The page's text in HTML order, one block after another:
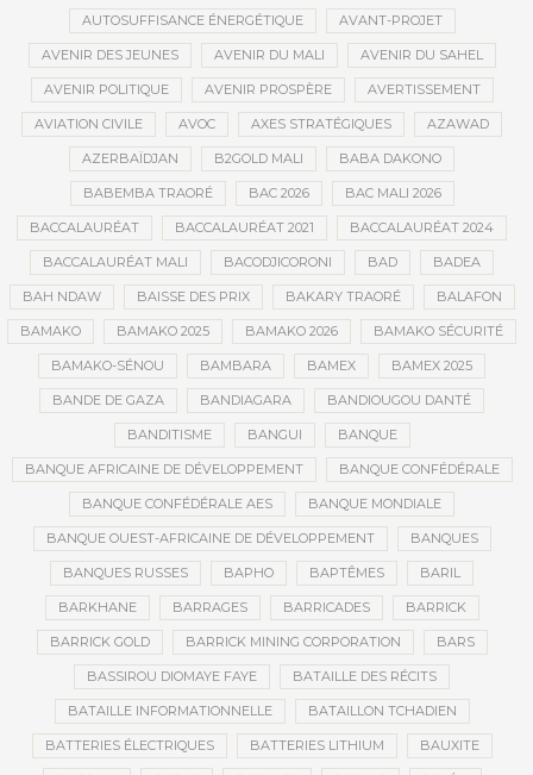
AUTOSUFFISANCE ÉNERGÉTIQUE AVANT-PROJET
AVENIR DES JEUNES AVENIR DU MALI AVENIR DU SAHEL
AVENIR POLITIQUE AVENIR PROSPÈRE AVERTISSEMENT
AVIATION CIVILE AVOC AXES STRATÉGIQUES AZAWAD
AZERBAÏDJAN B2GOLD MALI BABA DAKONO
BABEMBA TRAORÉ BAC 2026 BAC MALI 2026
BACCALAURÉAT BACCALAURÉAT 2021 BACCALAURÉAT 2024
BACCALAURÉAT MALI BACODJICORONI BAD BADEA
BAH NDAW BAISSE DES PRIX BAKARY TRAORÉ BALAFON
BAMAKO BAMAKO 2025 BAMAKO 2026 BAMAKO SÉCURITÉ
BAMAKO-SÉNOU BAMBARA BAMEX BAMEX 2025
BANDE DE GAZA BANDIAGARA BANDIOUGOU DANTÉ
BANDITISME BANGUI BANQUE
BANQUE AFRICAINE DE DÉVELOPPEMENT BANQUE CONFÉDÉRALE
BANQUE CONFÉDÉRALE AES BANQUE MONDIALE
BANQUE OUEST-AFRICAINE DE DÉVELOPPEMENT BANQUES
BANQUES RUSSES BAPHO BAPTÊMES BARIL
BARKHANE BARRAGES BARRICADES BARRICK
BARRICK GOLD BARRICK MINING CORPORATION BARS
BASSIROU DIOMAYE FAYE BATAILLE DES RÉCITS
BATAILLE INFORMATIONNELLE BATAILLON TCHADIEN
BATTERIES ÉLECTRIQUES BATTERIES LITHIUM BAUXITE